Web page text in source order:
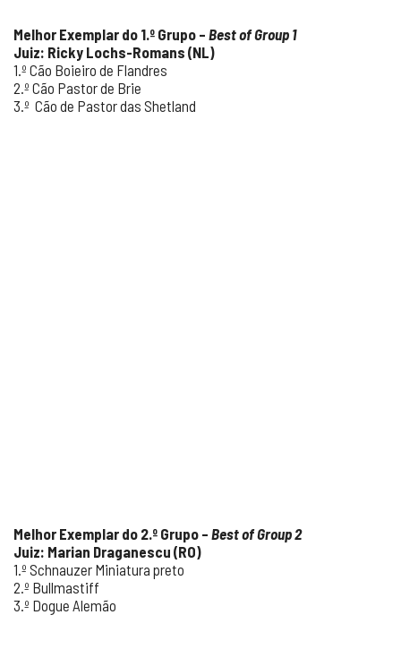
Melhor Exemplar do 1.º Grupo – Best of Group 1
Juiz: Ricky Lochs-Romans (NL)
1.º Cão Boieiro de Flandres
2.º Cão Pastor de Brie
3.º Cão de Pastor das Shetland
Melhor Exemplar do 2.º Grupo – Best of Group 2
Juiz: Marian Draganescu (RO)
1.º Schnauzer Miniatura preto
2.º Bullmastiff
3.º Dogue Alemão